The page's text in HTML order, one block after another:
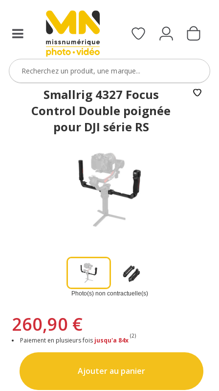
Smallrig 4327 Focus
Control Double poignée
pour DJI série RS
Photo(s) non contractuelle(s)
260,90 €
Paiement en plusieurs fois jusqu'a 84x
(2)
Ajouter au panier